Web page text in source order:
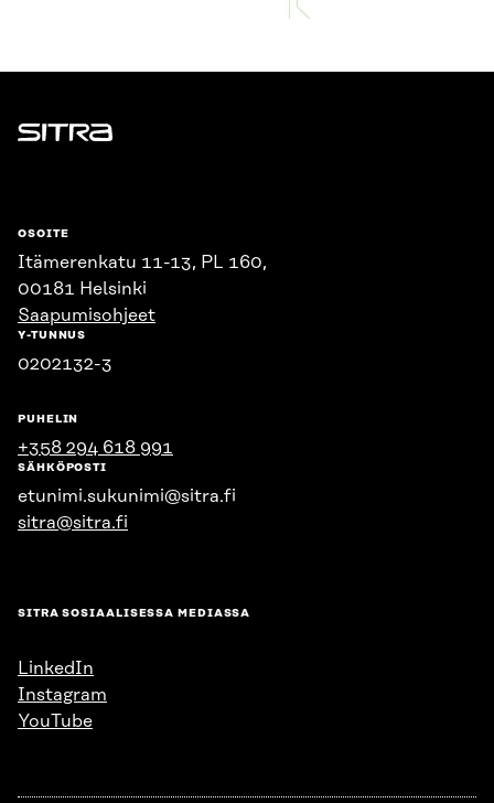
Sitra
OSOITE
Itämerenkatu 11-13, PL 160,
00181 Helsinki
Saapumisohjeet
Y-TUNNUS
0202132-3
PUHELIN
+358 294 618 991
SÄHKÖPOSTI
etunimi.sukunimi@sitra.fi
sitra@sitra.fi
SITRA SOSIAALISESSA MEDIASSA
LinkedIn
Instagram
YouTube